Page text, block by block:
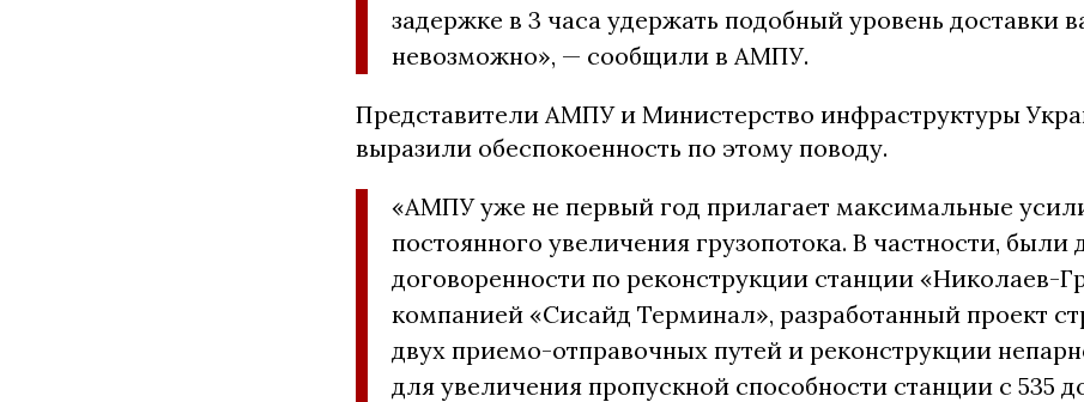
задержке в 3 часа удержать подобный уровень доставки
невозможно», — сообщили в АМПУ.
Представители АМПУ и Министерство инфраструктуры
выразили обеспокоенность по этому поводу.
«АМПУ уже не первый год прилагает максимальные
постоянного увеличения грузопотока. В частности, были
договоренности по реконструкции станции «Николаев-
компанией «Сисайд Терминал», разработанный проект
двух приемо-отправочных путей и реконструкции
для увеличения пропускной способности станции с 535